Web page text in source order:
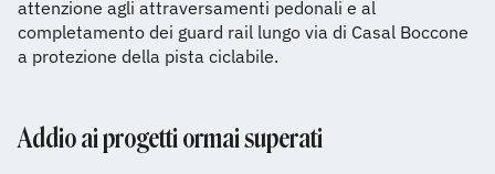
attenzione agli attraversamenti pedonali e al
completamento dei guard rail lungo via di Casal Boccone
a protezione della pista ciclabile.
Addio ai progetti ormai superati